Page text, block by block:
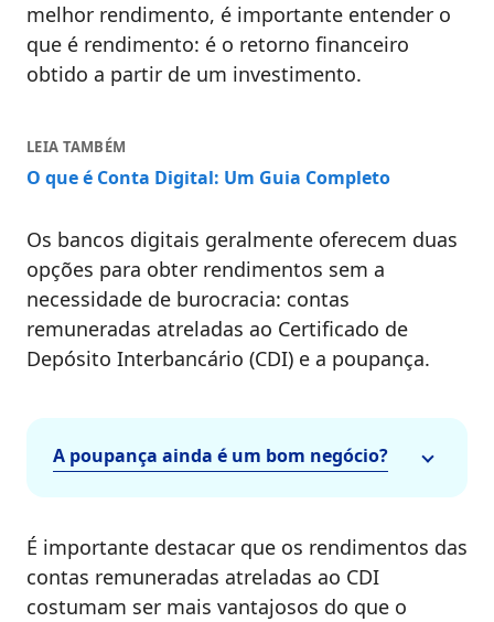
melhor rendimento, é importante entender o
que é rendimento: é o retorno financeiro
obtido a partir de um investimento.
LEIA TAMBÉM
O que é Conta Digital: Um Guia Completo
Os bancos digitais geralmente oferecem duas
opções para obter rendimentos sem a
necessidade de burocracia: contas
remuneradas atreladas ao Certificado de
Depósito Interbancário (CDI) e a poupança.
A poupança ainda é um bom negócio?
É importante destacar que os rendimentos das
contas remuneradas atreladas ao CDI
costumam ser mais vantajosos do que o